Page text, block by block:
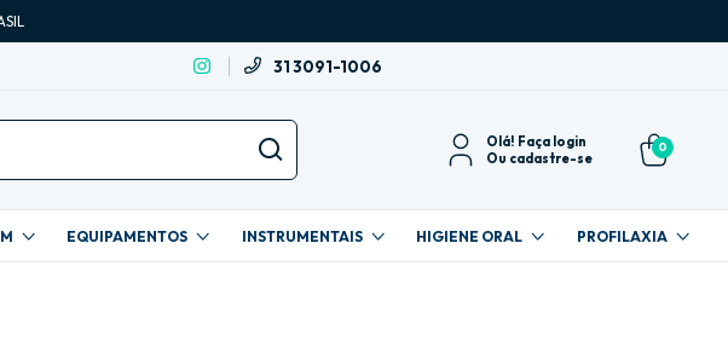
31 3091-1006
Olá! Faça login
Ou cadastre-se
0
EQUIPAMENTOS INSTRUMENTAIS HIGIENE ORAL PROFILAXIA